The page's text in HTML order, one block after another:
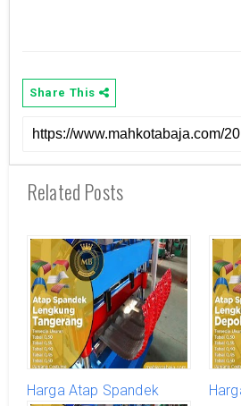
Share This
Related Posts
Harga Atap Spandek